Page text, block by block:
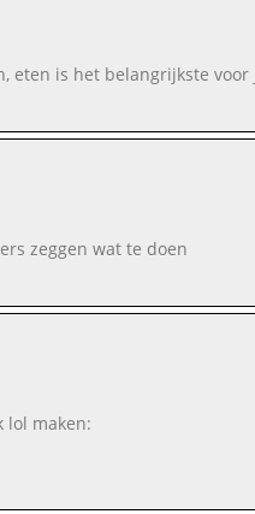
eten is het belangrijkste voor
zeggen wat te doen
lol maken: